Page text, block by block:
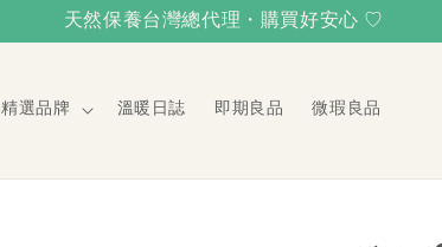
天然保養台灣總代理・購買好安心 ♡
精選品牌 溫暖日誌 即期良品 微瑕良品